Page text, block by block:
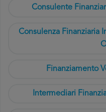
Consulente
Consulenza Finanziaria
Finanziamento
Intermediari